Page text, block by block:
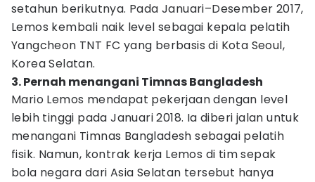
setahun berikutnya. Pada Januari–Desember 2017,
Lemos kembali naik level sebagai kepala pelatih
Yangcheon TNT FC yang berbasis di Kota Seoul,
Korea Selatan.
3. Pernah menangani Timnas Bangladesh
Mario Lemos mendapat pekerjaan dengan level
lebih tinggi pada Januari 2018. Ia diberi jalan untuk
menangani Timnas Bangladesh sebagai pelatih
fisik. Namun, kontrak kerja Lemos di tim sepak
bola negara dari Asia Selatan tersebut hanya